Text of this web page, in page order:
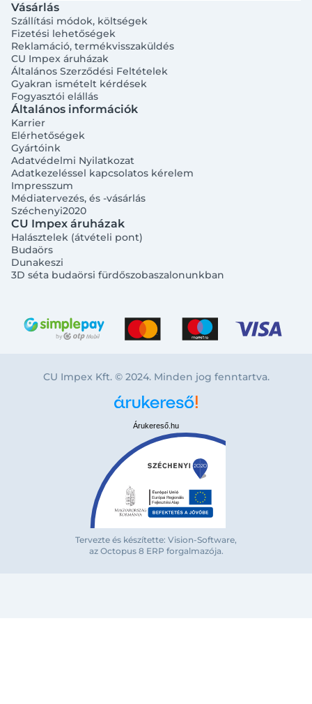
Bejelentkezés e-mail-címmel
Vásárlás
Szállítási módok, költségek
Fizetési lehetőségek
Reklamáció, termékvisszaküldés
CU Impex áruházak
Általános Szerződési Feltételek
Gyakran ismételt kérdések
Fogyasztói elállás
Általános információk
Karrier
Elérhetőségek
Gyártóink
Adatvédelmi Nyilatkozat
Adatkezeléssel kapcsolatos kérelem
Impresszum
Médiatervezés, és -vásárlás
Széchenyi2020
CU Impex áruházak
Halásztelek (átvételi pont)
Budaörs
Dunakeszi
3D séta budaörsi fürdőszobaszalonunkban
CU Impex Kft. © 2024. Minden jog fenntartva.
Árukereső.hu
Tervezte és készítette: Vision-Software,
az Octopus 8 ERP forgalmazója.